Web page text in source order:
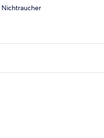
Nichtraucher